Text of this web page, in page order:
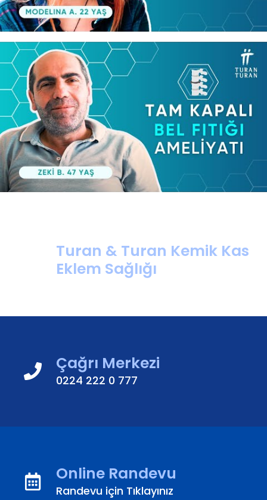
Turan & Turan Kemik Kas
Eklem Sağlığı
Çağrı Merkezi
0224 222 0 777
Online Randevu
Randevu için Tıklayınız